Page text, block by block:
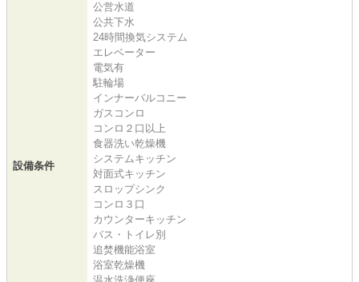
設備条件
公営水道
公共下水
24時間換気システム
エレベーター
電気有
駐輪場
インナーバルコニー
ガスコンロ
コンロ２口以上
食器洗い乾燥機
システムキッチン
対面式キッチン
スロップシンク
コンロ３口
カウンターキッチン
バス・トイレ別
追焚機能浴室
浴室乾燥機